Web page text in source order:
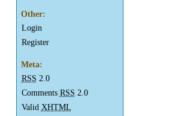
Other:
Login
Register
Meta:
RSS 2.0
Comments RSS 2.0
Valid XHTML